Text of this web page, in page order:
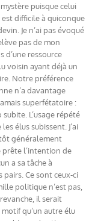
puisque celui
difficile à quiconque
Je n’ai pas évoqué
pas de mon
d’une ressource
voisin ayant déjà un
Notre préférence
n’a davantage
superfétatoire :
L’usage répété
élus subissent. J’ai
généralement
prête l’intention de
a sa tâche à
pairs. Ce sont ceux-ci
politique n’est pas,
il serait
qu’un autre élu